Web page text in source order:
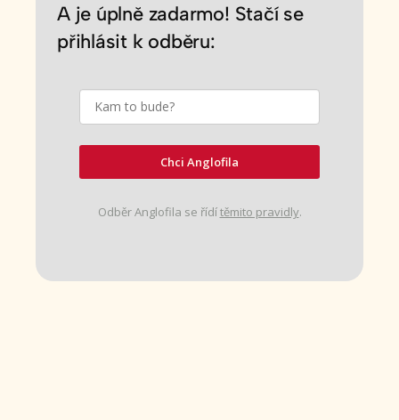
A je úplně zadarmo! Stačí se
přihlásit k odběru:
Chci Anglofila
Odběr Anglofila se řídítěmito pravidly.